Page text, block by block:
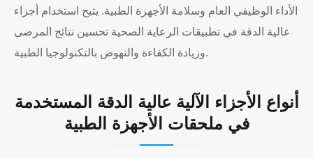
الأداء الوظيفي العام وسلامة الأجهزة الطبية. يتيح استخدام أجزاء
عالية الدقة في تطبيقات الرعاية الصحية تحسين نتائج المرضى
وزيادة الكفاءة والنهوض بالتكنولوجيا الطبية.
أنواع الأجزاء الآلية عالية الدقة المستخدمة
في ملحقات الأجهزة الطبية